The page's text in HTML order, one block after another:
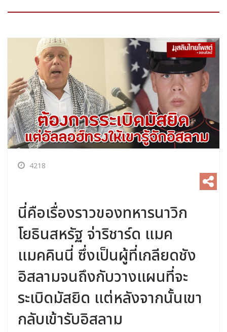
4218
นี่คือเรื่องราวของทหารนาวิก
โยธินสหรัฐ จ่าริชาร์ด แมค
แมคคินนี่ ซึ่งเป็นผู้ที่เกลียดชัง
อิสลามจนถึงกับวางแผนที่จะ
ระเบิดมัสยิด แต่หลังจากนั้นเขา
กลับเข้ารับอิสลาม